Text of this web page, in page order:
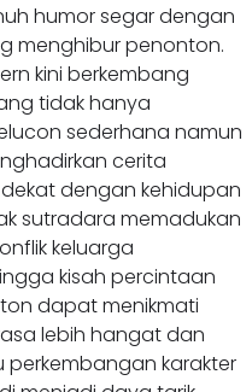
humor segar dengan
menghibur penonton.
kini berkembang
tidak hanya
sederhana namun
cerita
dengan kehidupan
sutradara memadukan
keluarga
kisah percintaan
dapat menikmati
lebih hangat dan
perkembangan karakter